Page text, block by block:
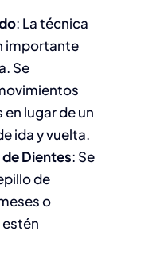
: La técnica
importante
Se
lugar de un
ida y vuelta.
Dientes: Se
de
o